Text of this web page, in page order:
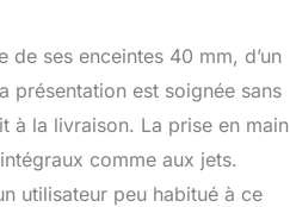
ses enceintes 40 mm, d’un
présentation est soignée sans
à la livraison. La prise en main
comme aux jets.
utilisateur peu habitué à ce